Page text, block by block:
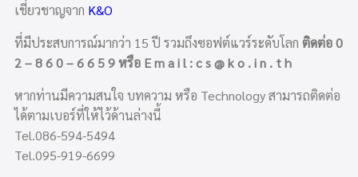
เชี่ยวชาญจาก K&O
ที่มีประสบการณ์มากว่า 15 ปี รวมถึงซอฟต์แวร์ระดับโลก ติดต่อ 0
2 – 8 6 0 – 6 6 5 9 หรือ E m a i l : c s @ k o . i n . t h
หากท่านมีความสนใจ บทความ หรือ Technology สามารถติดต่อ
ได้ตามเบอร์ที่ให้ไว้ด้านล่างนี้
Tel.086-594-5494
Tel.095-919-6699